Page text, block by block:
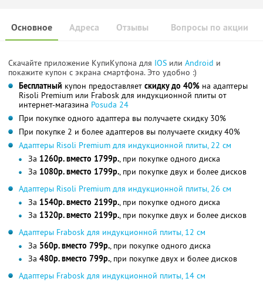
Основное Отзывы Вопросы по акции
Адреса
Скачайте приложение КупиКупона для IOS или Android и
покажите купон с экрана смартфона. Это удобно :)
Бесплатный купон предоставляет скидку до 40% на адаптеры
Risoli Premium или Frabosk для индукционной плиты от
интернет-магазина Posuda 24
При покупке одного адаптера вы получаете скидку 30%
При покупке 2 и более адаптеров вы получаете скидку 40%
Адаптеры Risoli Premium для индукционной плиты, 22 см
За 1260р. вместо 1799р., при покупке одного диска
За 1080р. вместо 1799р., при покупке двух и более дисков
Адаптеры Risoli Premium для индукционной плиты, 26 см
За 1540р. вместо 2199р., при покупке одного диска
За 1320р. вместо 2199р., при покупке двух и более дисков
Адаптеры Frabosk для индукционной плиты, 12 см
За 560р. вместо 799р., при покупке одного диска
За 480р. вместо 799р., при покупке двух и более дисков
Адаптеры Frabosk для индукционной плиты, 14 см